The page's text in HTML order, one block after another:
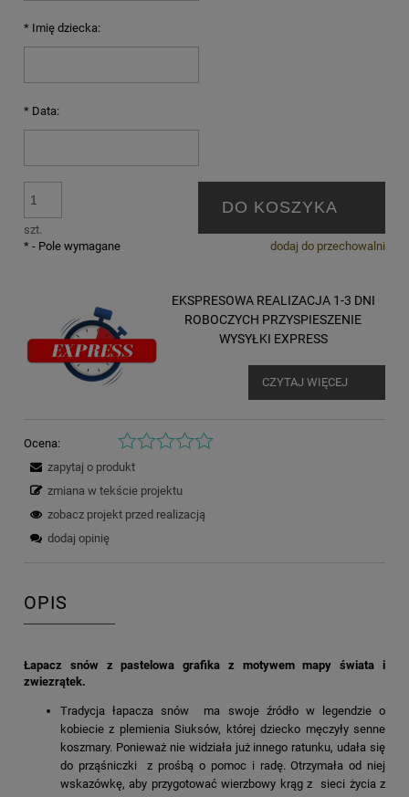
* Imię dziecka:
* Data:
szt.
DO KOSZYKA
dodaj do przechowalni
* - Pole wymagane
EKSPRESOWA REALIZACJA 1-3 DNI
ROBOCZYCH PRZYSPIESZENIE
WYSYŁKI EXPRESS
CZYTAJ WIĘCEJ
Ocena:
zapytaj o produkt
zmiana w tekście projektu
zobacz projekt przed realizacją
dodaj opinię
OPIS
Łapacz snów z pastelowa grafika z motywem mapy świata i
zwiezrątek.
Tradycja łapacza snów ma swoje źródło w legendzie o
kobiecie z plemienia Siuksów, której dziecko męczyły senne
koszmary. Ponieważ nie widziała już innego ratunku, udała się
do prząśniczki z prośbą o pomoc i radę. Otrzymała od niej
wskazówkę, aby przygotować wierzbowy krąg z sieci życia z